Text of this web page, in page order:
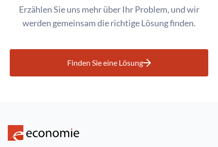
Erzählen Sie uns mehr über Ihr Problem, und wir
werden gemeinsam die richtige Lösung finden.
Finden Sie eine Lösung